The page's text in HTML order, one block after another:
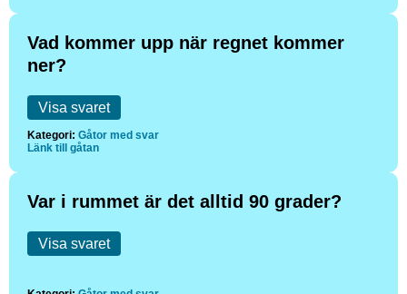
Vad kommer upp när regnet kommer
ner?
Visa svaret
Kategori: Gåtor med svar
Länk till gåtan
Var i rummet är det alltid 90 grader?
Visa svaret